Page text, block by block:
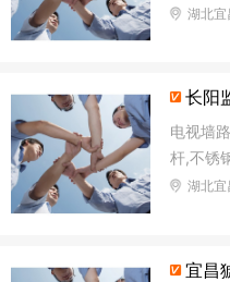
通信号
湖北宜
长阳
电视墙
杆,不锈
监控塔
湖北宜
宜昌